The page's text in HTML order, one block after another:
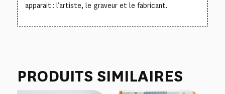
apparait : l’artiste, le graveur et le fabricant.
PRODUITS SIMILAIRES